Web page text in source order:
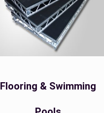
Flooring & Swimming